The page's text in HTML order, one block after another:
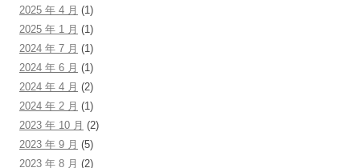
2025 年 4 月 (1)
2025 年 1 月 (1)
2024 年 7 月 (1)
2024 年 6 月 (1)
2024 年 4 月 (2)
2024 年 2 月 (1)
2023 年 10 月 (2)
2023 年 9 月 (5)
2023 年 8 月 (2)